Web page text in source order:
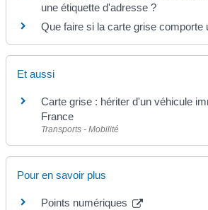
une étiquette d'adresse ?
Que faire si la carte grise comporte
Et aussi
Carte grise : hériter d'un véhicule
France
Transports - Mobilité
Pour en savoir plus
Points numériques